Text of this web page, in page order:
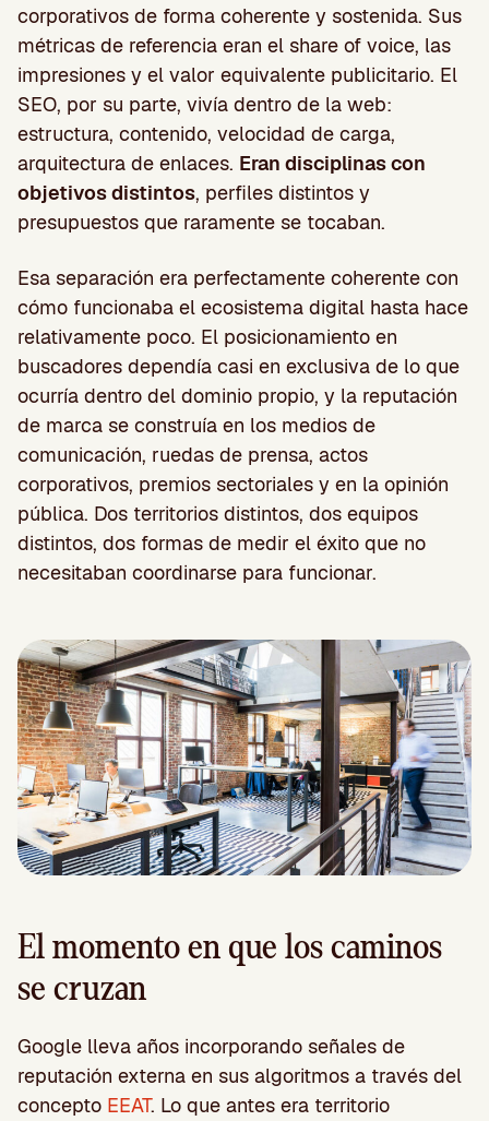
corporativos de forma coherente y sostenida. Sus
métricas de referencia eran el share of voice, las
impresiones y el valor equivalente publicitario. El
SEO, por su parte, vivía dentro de la web:
estructura, contenido, velocidad de carga,
arquitectura de enlaces. Eran disciplinas con
objetivos distintos, perfiles distintos y
presupuestos que raramente se tocaban.
Esa separación era perfectamente coherente con
cómo funcionaba el ecosistema digital hasta hace
relativamente poco. El posicionamiento en
buscadores dependía casi en exclusiva de lo que
ocurría dentro del dominio propio, y la reputación
de marca se construía en los medios de
comunicación, ruedas de prensa, actos
corporativos, premios sectoriales y en la opinión
pública. Dos territorios distintos, dos equipos
distintos, dos formas de medir el éxito que no
necesitaban coordinarse para funcionar.
El momento en que los caminos
se cruzan
Google lleva años incorporando señales de
reputación externa en sus algoritmos a través del
concepto EEAT. Lo que antes era territorio